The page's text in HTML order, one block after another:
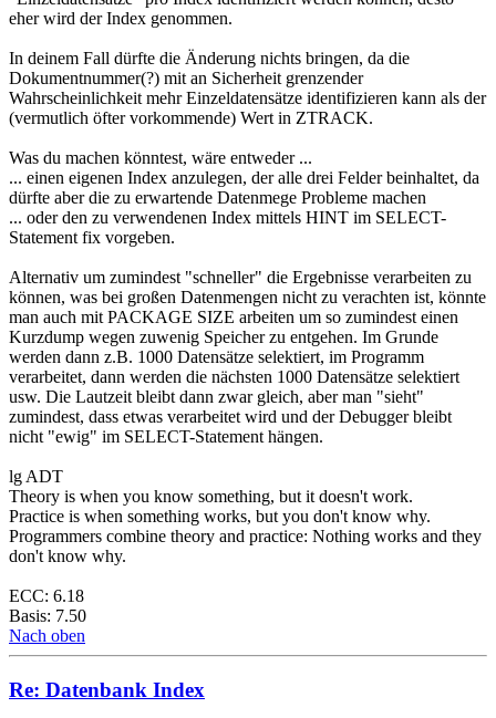
eher wird der Index genommen.
In deinem Fall dürfte die Änderung nichts bringen, da die
Dokumentnummer(?) mit an Sicherheit grenzender
Wahrscheinlichkeit mehr Einzeldatensätze identifizieren kann als der
(vermutlich öfter vorkommende) Wert in ZTRACK.
Was du machen könntest, wäre entweder ...
... einen eigenen Index anzulegen, der alle drei Felder beinhaltet, da
dürfte aber die zu erwartende Datenmege Probleme machen
... oder den zu verwendenen Index mittels HINT im SELECT-
Statement fix vorgeben.
Alternativ um zumindest "schneller" die Ergebnisse verarbeiten zu
können, was bei großen Datenmengen nicht zu verachten ist, könnte
man auch mit PACKAGE SIZE arbeiten um so zumindest einen
Kurzdump wegen zuwenig Speicher zu entgehen. Im Grunde
werden dann z.B. 1000 Datensätze selektiert, im Programm
verarbeitet, dann werden die nächsten 1000 Datensätze selektiert
usw. Die Lautzeit bleibt dann zwar gleich, aber man "sieht"
zumindest, dass etwas verarbeitet wird und der Debugger bleibt
nicht "ewig" im SELECT-Statement hängen.
lg ADT
Theory is when you know something, but it doesn't work.
Practice is when something works, but you don't know why.
Programmers combine theory and practice: Nothing works and they
don't know why.
ECC: 6.18
Basis: 7.50
Nach oben
Re: Datenbank Index